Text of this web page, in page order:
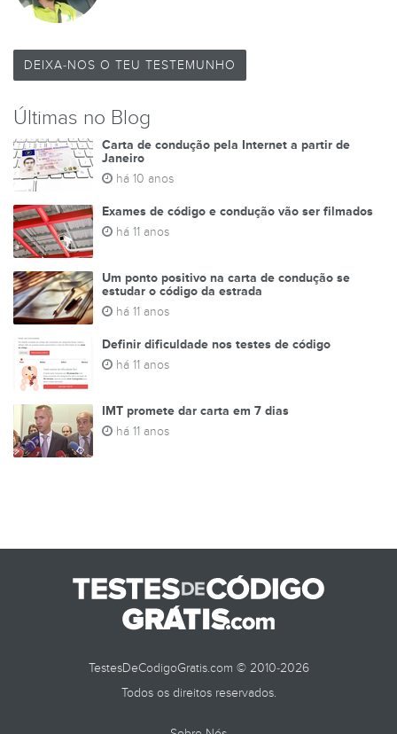
DEIXA-NOS O TEU TESTEMUNHO
Últimas no Blog
Carta de condução pela Internet a partir de
Janeiro
há 10 anos
Exames de código e condução vão ser filmados
há 11 anos
Um ponto positivo na carta de condução se
estudar o código da estrada
há 11 anos
Definir dificuldade nos testes de código
há 11 anos
IMT promete dar carta em 7 dias
há 11 anos
TestesDeCodigoGratis.com © 2010-2026
Todos os direitos reservados.